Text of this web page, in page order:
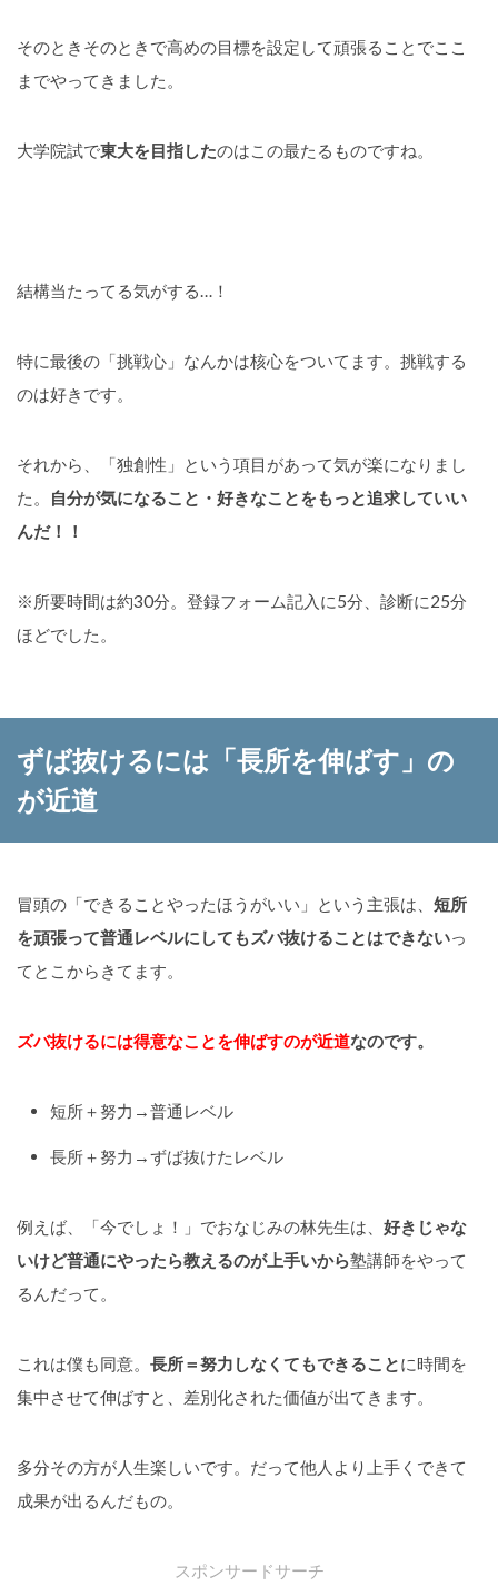
そのときそのときで高めの目標を設定して頑張ることでここ
までやってきました。
大学院試で東大を目指したのはこの最たるものですね。
結構当たってる気がする…！
特に最後の「挑戦心」なんかは核心をついてます。挑戦する
のは好きです。
それから、「独創性」という項目があって気が楽になりまし
た。
自分が気になること・好きなことをもっと追求していい
んだ！！
※所要時間は約30分。登録フォーム記入に5分、診断に25分
ほどでした。
ずば抜けるには「長所を伸ばす」の
が近道
冒頭の「できることやったほうがいい」という主張は、 短所
を頑張って普通レベルにしてもズバ抜けることはできないっ
てとこからきてます。
ズバ抜けるには得意なことを伸ばすのが近道なのです。
短所＋努力→普通レベル
長所＋努力→ずば抜けたレベル
例えば、「今でしょ！」でおなじみの林先生は、 好きじゃな
いけど普通にやったら教えるのが上手いから塾講師をやって
るんだって。
これは僕も同意。 長所＝努力しなくてもできることに時間を
集中させて伸ばすと、差別化された価値が出てきます。
多分その方が人生楽しいです。だって他人より上手くできて
成果が出るんだもの。
スポンサードサーチ